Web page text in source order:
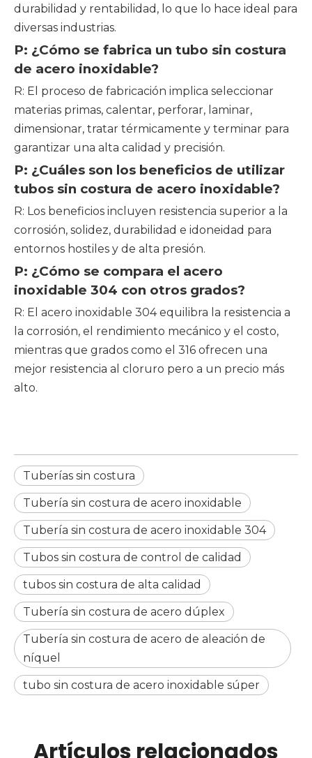
durabilidad y rentabilidad, lo que lo hace ideal para
diversas industrias.
P: ¿Cómo se fabrica un tubo sin costura
de acero inoxidable?
R: El proceso de fabricación implica seleccionar
materias primas, calentar, perforar, laminar,
dimensionar, tratar térmicamente y terminar para
garantizar una alta calidad y precisión.
P: ¿Cuáles son los beneficios de utilizar
tubos sin costura de acero inoxidable?
R: Los beneficios incluyen resistencia superior a la
corrosión, solidez, durabilidad e idoneidad para
entornos hostiles y de alta presión.
P: ¿Cómo se compara el acero
inoxidable 304 con otros grados?
R: El acero inoxidable 304 equilibra la resistencia a
la corrosión, el rendimiento mecánico y el costo,
mientras que grados como el 316 ofrecen una
mejor resistencia al cloruro pero a un precio más
alto.
Tuberías sin costura
Tubería sin costura de acero inoxidable
Tubería sin costura de acero inoxidable 304
Tubos sin costura de control de calidad
tubos sin costura de alta calidad
Tubería sin costura de acero dúplex
Tubería sin costura de acero de aleación de
níquel
tubo sin costura de acero inoxidable súper
Artículos relacionados